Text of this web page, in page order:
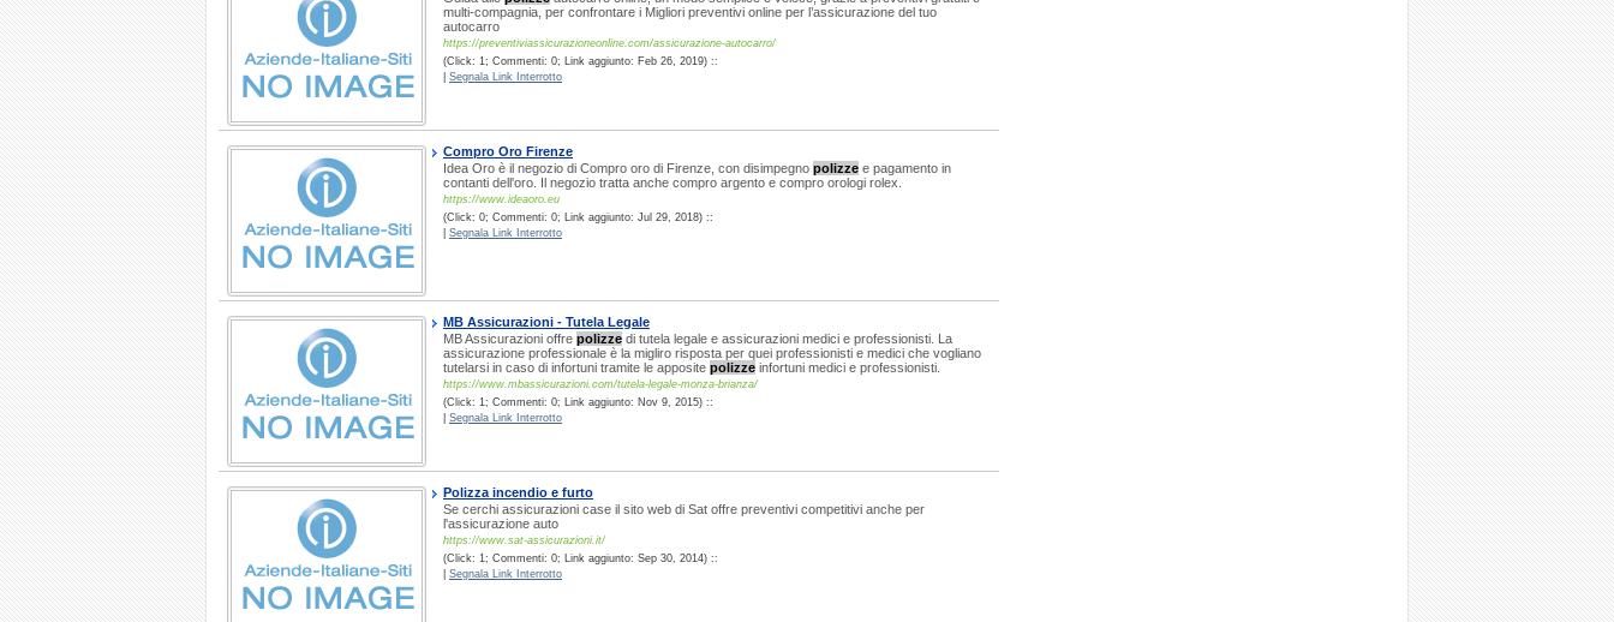
multi-compagnia, per confrontare i Migliori preventivi online per l’assicurazione del tuo
autocarro
https://preventiviassicurazioneonline.com/assicurazione-autocarro/
(Click: 1; Commenti: 0; Link aggiunto: Feb 26, 2019) ::
Segnala Link Interrotto
Compro Oro Firenze
Idea Oro è il negozio di Compro oro di Firenze, con disimpegno polizze e pagamento in
contanti dell'oro. Il negozio tratta anche compro argento e compro orologi rolex.
https://www.ideaoro.eu
(Click: 0; Commenti: 0; Link aggiunto: Jul 29, 2018) ::
Segnala Link Interrotto
MB Assicurazioni - Tutela Legale
MB Assicurazioni offre polizze di tutela legale e assicurazioni medici e professionisti. La
assicurazione professionale è la migliro risposta per quei professionisti e medici che vogliano
tutelarsi in caso di infortuni tramite le apposite polizze infortuni medici e professionisti.
https://www.mbassicurazioni.com/tutela-legale-monza-brianza/
(Click: 1; Commenti: 0; Link aggiunto: Nov 9, 2015) ::
Segnala Link Interrotto
Polizza incendio e furto
Se cerchi assicurazioni case il sito web di Sat offre preventivi competitivi anche per
l'assicurazione auto
https://www.sat-assicurazioni.it/
(Click: 1; Commenti: 0; Link aggiunto: Sep 30, 2014) ::
Segnala Link Interrotto